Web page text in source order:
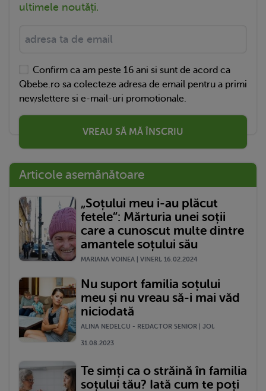
ultimele noutăți.
Confirm ca am peste 16 ani si sunt de acord ca
Qbebe.ro sa colecteze adresa de email pentru a primi
newslettere si e-mail-uri promotionale.
VREAU SĂ MĂ ÎNSCRIU
Articole asemănătoare
„Soțului meu i-au plăcut
fetele”: Mărturia unei soții
care a cunoscut multe dintre
amantele soțului său
MARIANA VOINEA | VINERI, 16.02.2024
Nu suport familia soțului
meu și nu vreau să-i mai văd
niciodată
ALINA NEDELCU - REDACTOR SENIOR | JOI,
31.08.2023
Te simți ca o străină în familia
soțului tău? Iată cum te poți